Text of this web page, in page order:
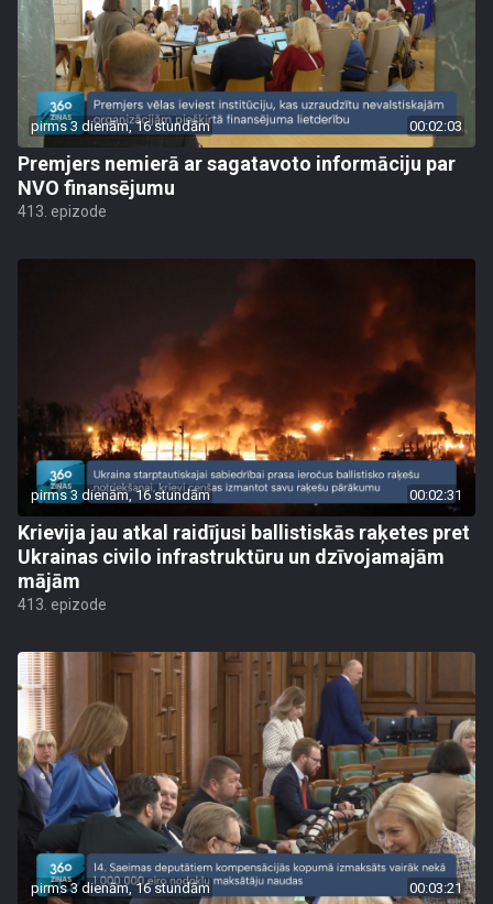
pirms 3 dienām, 16 stundām 00:02:03
Premjers nemierā ar sagatavoto informāciju par
NVO finansējumu
413. epizode
pirms 3 dienām, 16 stundām 00:02:31
Krievija jau atkal raidījusi ballistiskās raķetes pret
Ukrainas civilo infrastruktūru un dzīvojamajām
mājām
413. epizode
pirms 3 dienām, 16 stundām 00:03:21